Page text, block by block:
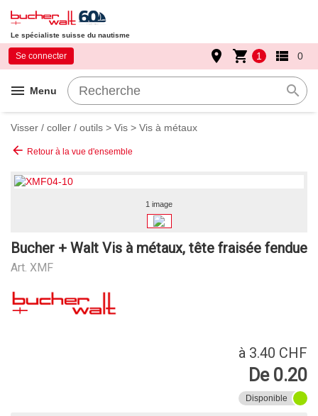
Le spécialiste suisse du nautisme
menu Menu search
Se connecter place shopping_cart 1 view_list 0
Visser / coller / outils > Vis > Vis à métaux
arrow_back Retour à la vue d'ensemble
1 image
Bucher + Walt Vis à métaux, tête fraisée fendue
Art. XMF
à 3.40 CHF
De 0.20
Disponible